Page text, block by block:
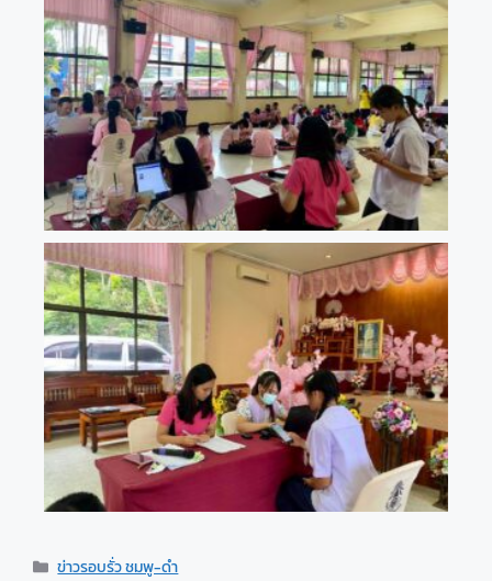
ข่าวรอบรั่ว ชมพู-ดำ